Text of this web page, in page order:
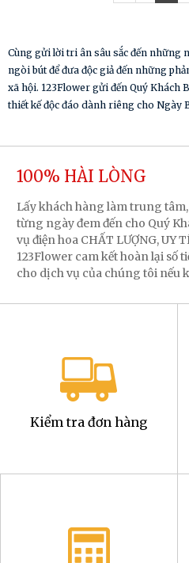
Cùng gửi lời tri ân sâu sắc đến những
ngòi bút để đưa độc giả đến những
xã hội. 123Flower gửi đến Quý Khách
thiết kế độc đáo dành riêng cho Ngày
100% HÀI LÒNG
Lấy khách hàng làm trung
từng ngày đem đến cho Quý
vụ điện hoa CHẤT LƯỢNG, UY
123Flower cam kết hoàn lại số
cho dịch vụ của chúng tôi nếu
Kiểm tra đơn hàng